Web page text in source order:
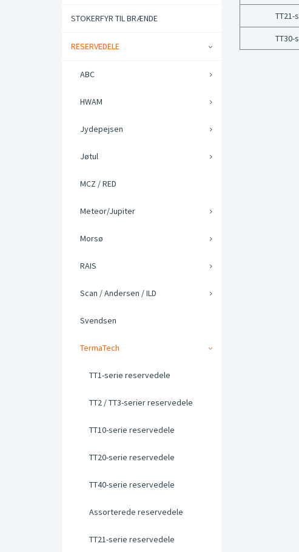
STOKERFYR TIL BRÆNDE
RESERVEDELE
ABC
HWAM
Jydepejsen
Jøtul
MCZ / RED
Meteor/Jupiter
Morsø
RAIS
Scan / Andersen / ILD
Svendsen
TermaTech
TT1-serie reservedele
TT2 / TT3-serier reservedele
TT10-serie reservedele
TT20-serie reservedele
TT40-serie reservedele
Assorterede reservedele
TT21-serie reservedele